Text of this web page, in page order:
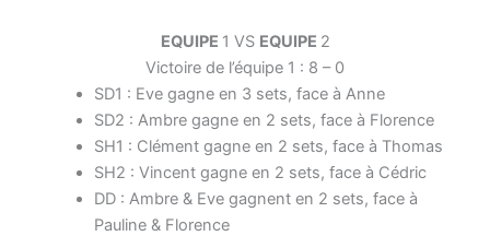
EQUIPE 1 VS EQUIPE 2
Victoire de l’équipe 1 : 8 – 0
SD1 : Eve gagne en 3 sets, face à Anne
SD2 : Ambre gagne en 2 sets, face à Florence
SH1 : Clément gagne en 2 sets, face à Thomas
SH2 : Vincent gagne en 2 sets, face à Cédric
DD : Ambre & Eve gagnent en 2 sets, face à
Pauline & Florence